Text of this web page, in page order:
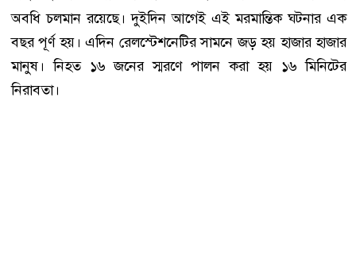
অবধি চলমান রয়েছে। দুইদিন আগেই এই মরমান্তিক ঘটনার এক
বছর পূর্ণ হয়। এদিন রেলস্টেশনেটির সামনে জড় হয় হাজার হাজার
মানুষ। নিহত ১৬ জনের স্মরণে পালন করা হয় ১৬ মিনিটের
নিরাবতা।